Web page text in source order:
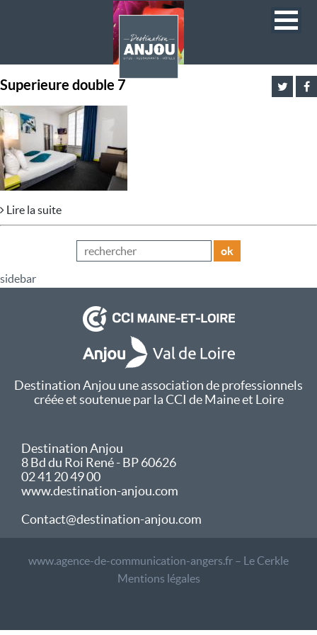
Superieure double 7
Lire la suite
ok
sidebar
Destination Anjou une association de professionnels
créée et soutenue par la CCI de Maine et Loire
Destination Anjou
8 Bd du Roi René - BP 60626
02 41 20 49 00
www.destination-anjou.com
Contact@destination-anjou.com
www.agence-de-communication-angers.fr – Le Cerkle
Mentions légales